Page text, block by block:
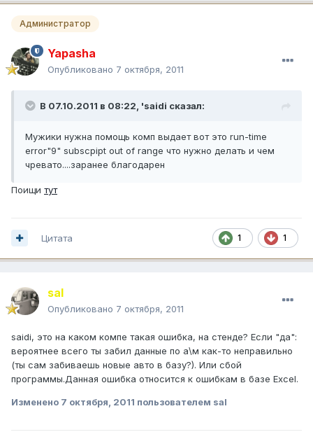
Администратор
Yapasha
Опубликовано 7 октября, 2011
В 07.10.2011 в 08:22, 'saidi сказал:
Мужики нужна помощь комп выдает вот это run-time
error"9" subscpipt out of range что нужно делать и чем
чревато....заранее благодарен
Поищи тут
1 1
Цитата
saI
Опубликовано 7 октября, 2011
saidi, это на каком компе такая ошибка, на стенде? Если "да":
вероятнее всего ты забил данные по а\м как-то неправильно
(ты сам забиваешь новые авто в базу?). Или сбой
программы.Данная ошибка относится к ошибкам в базе Excel.
Изменено 7 октября, 2011 пользователем sal